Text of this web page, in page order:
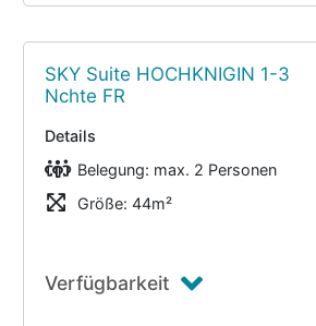
SKY Suite HOCHKNIGIN 1-3
Nchte FR
Details
Belegung: max. 2 Personen
Größe: 44m²
Verfügbarkeit